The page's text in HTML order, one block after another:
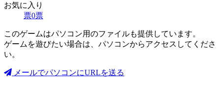
お気に入り
票0票
このゲームはパソコン用のファイルも提供しています。
ゲームを遊びたい場合は、パソコンからアクセスしてくださ
い。
メールでパソコンにURLを送る